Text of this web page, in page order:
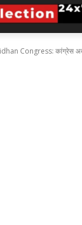
Congress: कांग्रेस